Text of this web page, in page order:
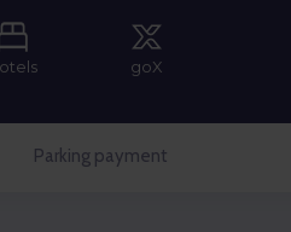
goX
Parking payment